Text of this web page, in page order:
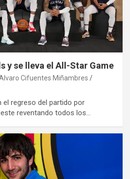
y se lleva el All-Star Game
Cifuentes Miñambres
el regreso del partido por
reventando todos los…